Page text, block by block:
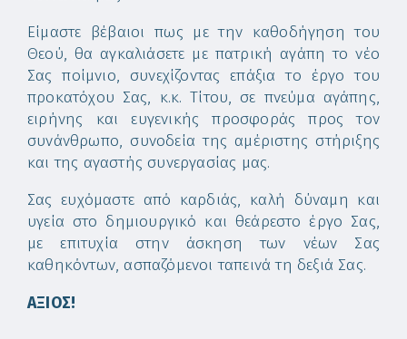
Είμαστε βέβαιοι πως με την καθοδήγηση του
Θεού, θα αγκαλιάσετε με πατρική αγάπη το νέο
Σας ποίμνιο, συνεχίζοντας επάξια το έργο του
προκατόχου Σας, κ.κ. Τίτου, σε πνεύμα αγάπης,
ειρήνης και ευγενικής προσφοράς προς τον
συνάνθρωπο, συνοδεία της αμέριστης στήριξης
και της αγαστής συνεργασίας μας.
Σας ευχόμαστε από καρδιάς, καλή δύναμη και
υγεία στο δημιουργικό και θεάρεστο έργο Σας,
με επιτυχία στην άσκηση των νέων Σας
καθηκόντων, ασπαζόμενοι ταπεινά τη δεξιά Σας.
ΑΞΙΟΣ!